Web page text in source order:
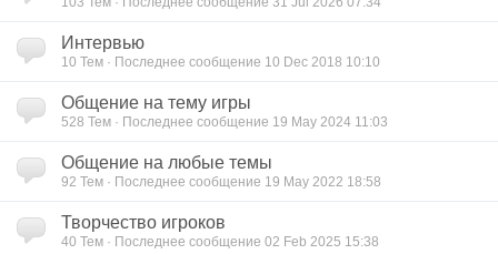
Интервью
10 Тем · Последнее сообщение 10 Dec 2018 10:10
Общение на тему игры
528 Тем · Последнее сообщение 19 May 2024 11:03
Общение на любые темы
92 Тем · Последнее сообщение 19 May 2022 18:58
Творчество игроков
40 Тем · Последнее сообщение 02 Feb 2025 15:38